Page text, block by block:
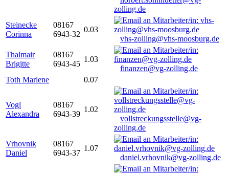
zolling.de
Steinecke
Corinna
08167
6943-32
0.03
vhs-zolling@vhs-moosburg.de
Thalmair
Brigitte
08167
6943-45
1.03
finanzen@vg-zolling.de
Toth Marlene
0.07
Vogl
Alexandra
08167
6943-39
1.02
vollstreckungsstelle@vg-
zolling.de
Vrhovnik
Daniel
08167
6943-37
1.07
daniel.vrhovnik@vg-zolling.de